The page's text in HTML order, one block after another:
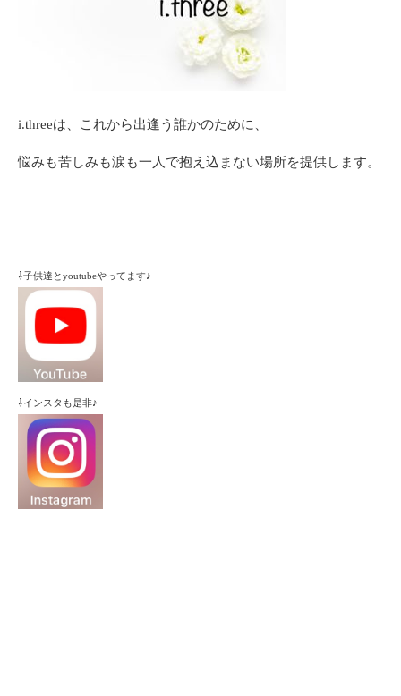
i.threeは、これから出逢う誰かのために、
悩みも苦しみも涙も一人で抱え込まない場所を提供します。
⇩子供達とyoutubeやってます♪
⇩インスタも是非♪